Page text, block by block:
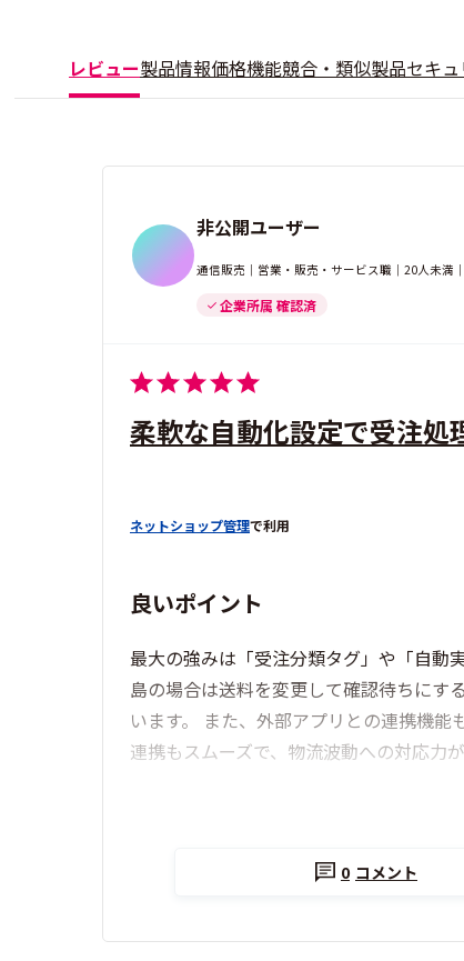
レビュー製品情報価格機能競合・類似製品セキ
非公開ユーザー
通信販売｜営業・販売・サービス職｜20人未満
企業所属 確認済
柔軟な自動化設定で受注処
ネットショップ管理で利用
良いポイント
最大の強みは「受注分類タグ」や「自動
島の場合は送料を変更して確認待ちにす
います。 また、外部アプリとの連携機
連携もスムーズで、物流波動への対応力
0 コメント